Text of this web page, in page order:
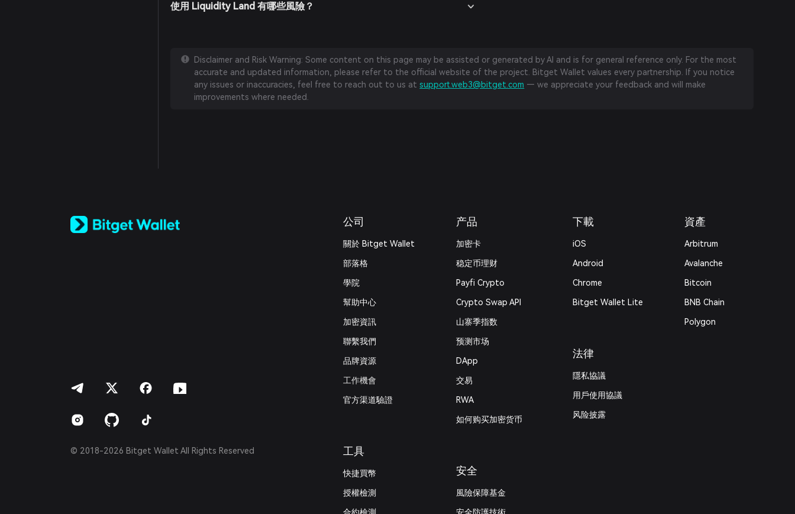
使用 Liquidity Land 有哪些風險？
Disclaimer and Risk Warning: Some content on this page may be assisted or generated by AI and is for general reference only. For the most
accurate and updated information, please refer to the official website of the project. Bitget Wallet values every partnership. If you notice
any issues or inaccuracies, feel free to reach out to us atsupport.web3@bitget.com — we appreciate your feedback and will make
improvements where needed.
Español (Latinoamérica)
© 2018-2026 Bitget Wallet All Rights Reserved
公司
關於 Bitget Wallet
部落格
學院
幫助中心
加密資訊
‌聯繫我們
品牌資源
工作機會
官方渠道驗證
工具
快捷買幣
授權檢測
产品
加密卡
稳定币理财
Payfi Crypto
Crypto Swap API
山寨季指数
预测市场
DApp
交易
RWA
如何购买加密货币
安全
風險保障基金
下載
iOS
Android
Chrome
Bitget Wallet Lite
法律
隱私協議
用戶使用協議
风险披露
資產
Arbitrum
Avalanche
Bitcoin
BNB Chain
Polygon